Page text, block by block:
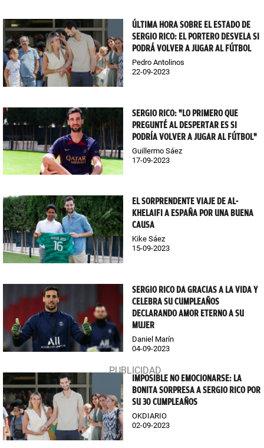
ÚLTIMA HORA SOBRE EL ESTADO DE
SERGIO RICO: EL PORTERO DESVELA SI
PODRÁ VOLVER A JUGAR AL FÚTBOL
Pedro Antolinos
22-09-2023
SERGIO RICO: "LO PRIMERO QUE
PREGUNTÉ AL DESPERTAR ES SI
PODRÍA VOLVER A JUGAR AL FÚTBOL"
Guillermo Sáez
17-09-2023
EL SORPRENDENTE VIAJE DE AL-
KHELAIFI A ESPAÑA POR UNA BUENA
CAUSA
Kike Sáez
15-09-2023
SERGIO RICO DA GRACIAS A LA VIDA Y
CELEBRA SU CUMPLEAÑOS
DECLARANDO AMOR ETERNO A SU
MUJER
Daniel Marín
04-09-2023
IMPOSIBLE NO EMOCIONARSE: LA
BONITA SORPRESA A SERGIO RICO POR
SU 30 CUMPLEAÑOS
OKDIARIO
02-09-2023